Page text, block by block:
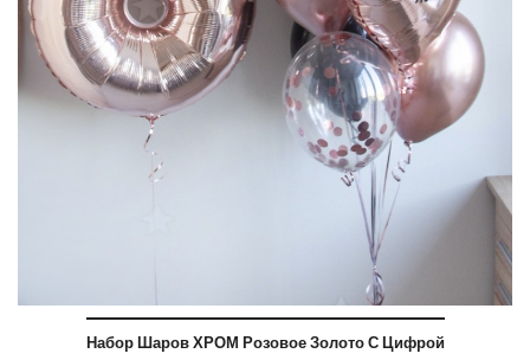
Набор Шаров ХРОМ Розовое Золото С Цифрой